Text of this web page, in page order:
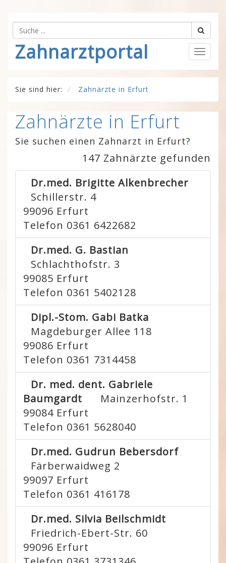
Zahnarztportal
Sie sind hier: Zahnärzte in Erfurt
Zahnärzte in Erfurt
Sie suchen einen Zahnarzt in Erfurt?
147 Zahnärzte gefunden
Dr.med. Brigitte Alkenbrecher
Schillerstr. 4
99096 Erfurt
Telefon 0361 6422682
Dr.med. G. Bastian
Schlachthofstr. 3
99085 Erfurt
Telefon 0361 5402128
Dipl.-Stom. Gabi Batka
Magdeburger Allee 118
99086 Erfurt
Telefon 0361 7314458
Dr. med. dent. Gabriele
Baumgardt
Mainzerhofstr. 1
99084 Erfurt
Telefon 0361 5628040
Dr.med. Gudrun Bebersdorf
Färberwaidweg 2
99097 Erfurt
Telefon 0361 416178
Dr.med. Silvia Beilschmidt
Friedrich-Ebert-Str. 60
99096 Erfurt